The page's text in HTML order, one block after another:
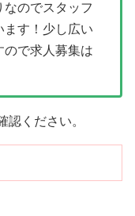
のでスタッフ
ます！少し広い
ので求人募集は
ください。